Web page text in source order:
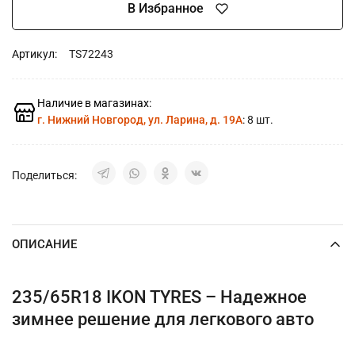
В Избранное
Артикул: TS72243
Наличие в магазинах:
г. Нижний Новгород, ул. Ларина, д. 19А: 8 шт.
Поделиться:
ОПИСАНИЕ
235/65R18 IKON TYRES – Надежное
зимнее решение для легкового авто